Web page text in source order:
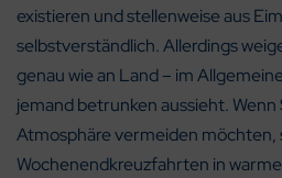
existieren und stellenweise aus
selbstverständlich. Allerdings
genau wie an Land – im
jemand betrunken aussieht.
Atmosphäre vermeiden möchten,
Wochenendkreuzfahrten in